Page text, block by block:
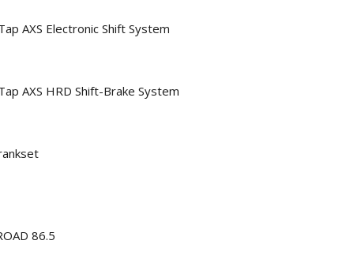
AXS Electronic Shift System
AXS HRD Shift-Brake System
86.5